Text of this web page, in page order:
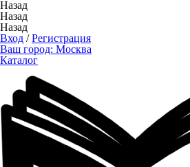
Назад
Назад
Назад
Вход /Регистрация
Ваш город: Москва
Каталог